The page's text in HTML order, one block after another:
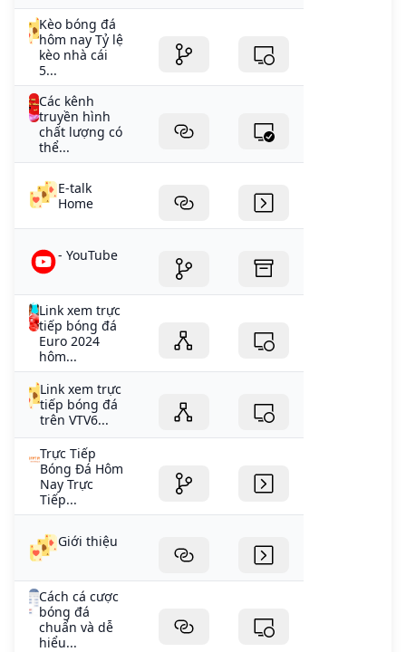
Kèo bóng đá
hôm nay Tỷ lệ
kèo nhà cái
5...
Các kênh
truyền hình
chất lượng có
thể...
E-talk
Home
- YouTube
Link xem trực
tiếp bóng đá
Euro 2024
hôm...
Link xem trực
tiếp bóng đá
trên VTV6...
Trực Tiếp
Bóng Đá Hôm
Nay Trực
Tiếp...
Giới thiệu
Cách cá cược
bóng đá
chuẩn và dễ
hiểu...